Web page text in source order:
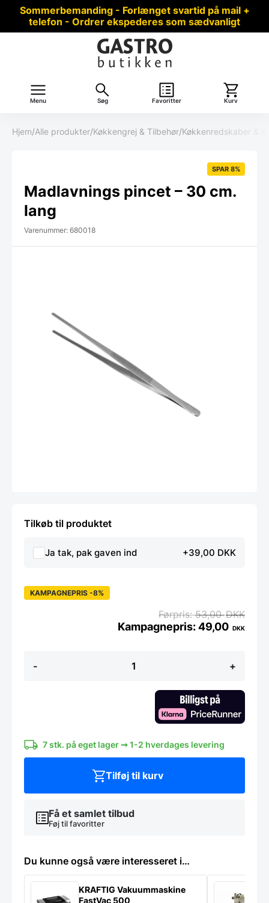
Sommerbemanding - Forlænget svartid på mail +
telefon - Ordrer ekspederes som sædvanligt
Menu Søg Favoritter Kurv
Hjem/Alle produkter/Køkkengrej & Tilbehør/Køkkenredskaber &
SPAR 8%
Madlavnings pincet – 30 cm.
lang
Varenummer: 680018
Tilkøb til produktet
Ja tak, pak gaven ind +39,00 DKK
-
pincet
+
KAMPAGNEPRIS -8%
53,00DKK
49,00 DKK
7 stk. på eget lager ➞ 1-2 hverdages levering
Få et samlet tilbud
Føj til favoritter
Tilføj til kurv
Du kunne også være interesseret i…
KRAFTIG Vakuummaskine
FastVac 500